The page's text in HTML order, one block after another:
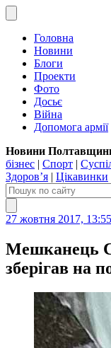
Головна
Новини
Блоги
Проекти
Фото
Досьє
Війна
Допомога армії
Новини
бізнес | Спорт |
Здоров’я | Цікавинки
27 жовтня 2017, 13:55
Мешканець
зберігав на